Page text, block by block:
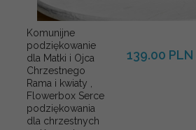
Komunijne
podziękowanie
dla Matki i Ojca
Chrzestnego
Rama i kwiaty ,
Flowerbox Serce
podziękowania
dla chrzestnych
139.00 PLN